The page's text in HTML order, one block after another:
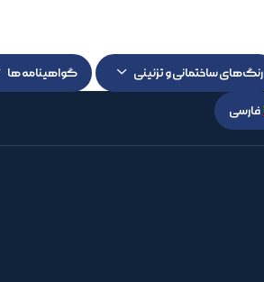
رنگ‌های ساختمانی و تزئینی گواهینامه ها
فارسی